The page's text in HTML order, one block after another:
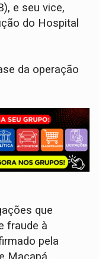
e seu vice,
do Hospital
da operação
que
fraude à
pela